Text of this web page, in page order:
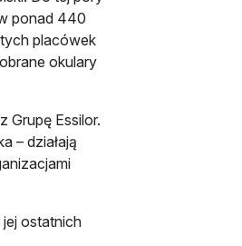
ponad 440
placówek
okulary
Grupę Essilor.
– działają
ostatnich